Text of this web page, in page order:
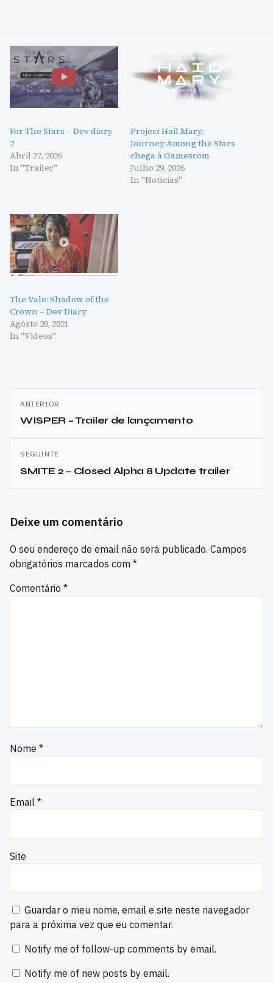
For The Stars – Dev diary
2
Abril 27, 2026
In "Trailer"
Project Hail Mary:
Journey Among the Stars
chega à Gamescom
Julho 29, 2026
In "Notícias"
The Vale: Shadow of the
Crown – Dev Diary
Agosto 20, 2021
In "Videos"
Navegação
de
artigos
ANTERIOR
WISPER – Trailer de lançamento
SEGUINTE
SMITE 2 – Closed Alpha 8 Update trailer
Deixe um comentário
O seu endereço de email não será publicado. Campos
obrigatórios marcados com *
Comentário *
Nome *
Email *
Site
Guardar o meu nome, email e site neste navegador
para a próxima vez que eu comentar.
Notify me of follow-up comments by email.
Notify me of new posts by email.